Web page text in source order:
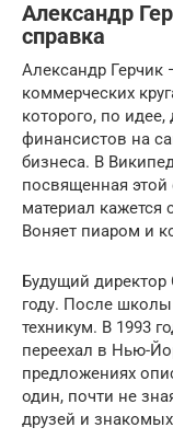
Александр
справка
Александр Герчик
коммерческих
которого, по
финансистов на
бизнеса. В
посвященная
материал
Воняет пиаром и
Будущий директор
году. После
техникум. В 1993
переехал в Нью-
предложениях
один, почти не
друзей и